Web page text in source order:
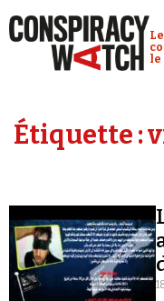
le
Étiquette :